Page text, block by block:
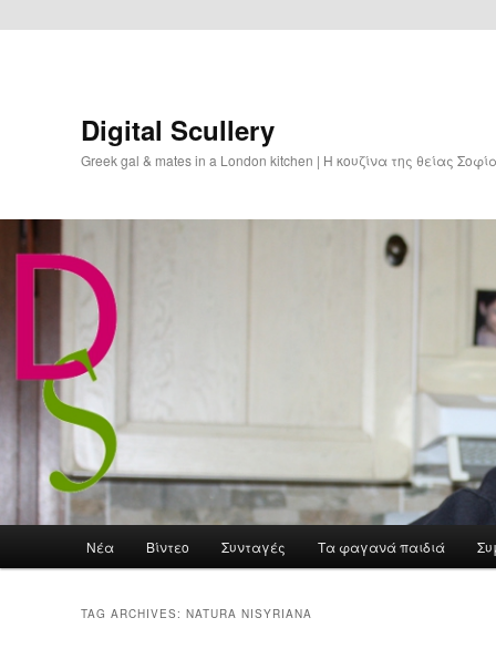
Digital Scullery
Greek gal & mates in a London kitchen | Η κουζίνα της θείας
Skip to primary content
Skip to secondary content
Νέα Βίντεο Συνταγές Τα φαγανά παιδιά
TAG ARCHIVES: NATURA NISYRIANA